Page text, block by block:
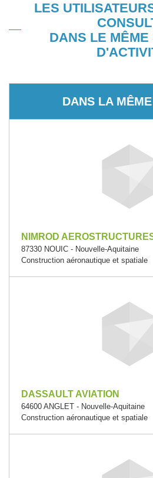
LES
DANS LE MÊME
DANS LA
NIMROD
87330 NOUIC - Nouvelle-Aquitaine
Construction aéronautique et spatiale
DASSAULT AVIATION
64600 ANGLET - Nouvelle-Aquitaine
Construction aéronautique et spatiale